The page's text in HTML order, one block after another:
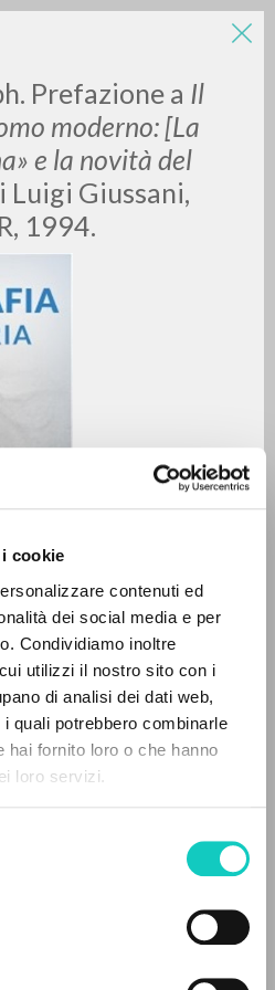
cookie
contenuti ed
dei social media e per
Condividiamo inoltre
utilizzi il nostro sito con i
di analisi dei dati web,
quali potrebbero combinarle
hai fornito loro o che hanno
loro servizi.
Prefazione a Il
moderno: [La
e la novità del
Luigi Giussani,
1994.
LUIGI
A
Z
ENCONTRADOS